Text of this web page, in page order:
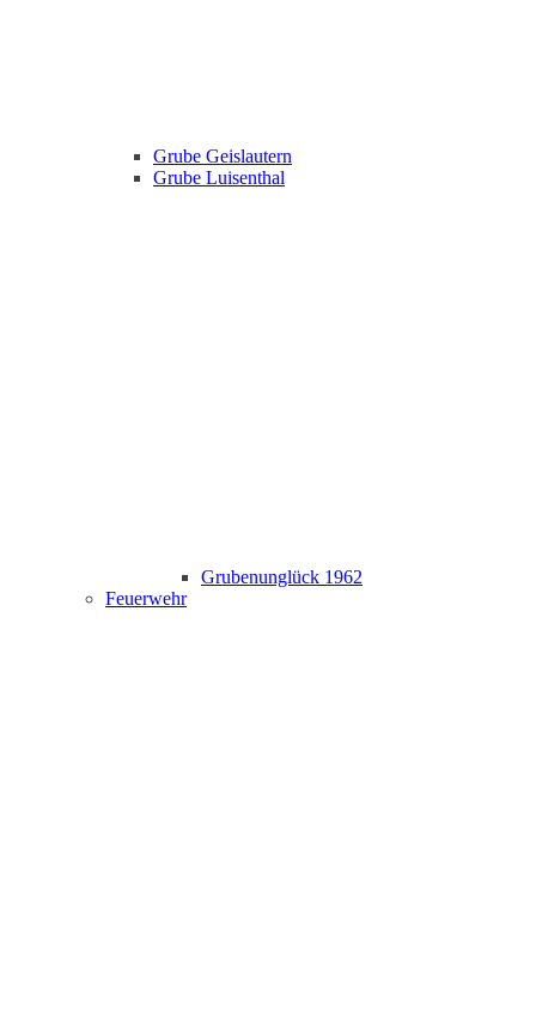
Grube Geislautern
Grube Luisenthal
Grubenunglück 1962
Feuerwehr